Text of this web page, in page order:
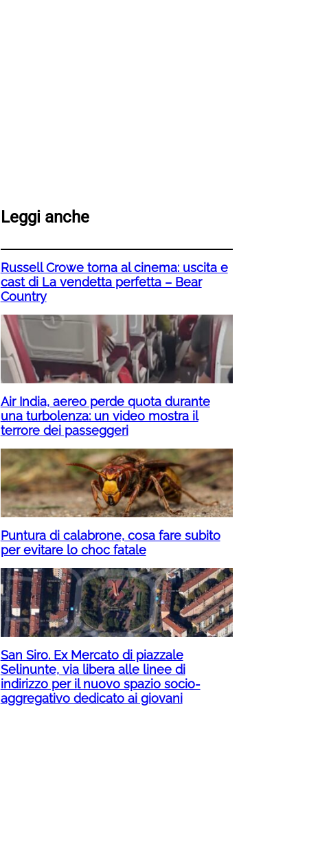
Leggi anche
Russell Crowe torna al cinema: uscita e
cast di La vendetta perfetta – Bear
Country
Air India, aereo perde quota durante
una turbolenza: un video mostra il
terrore dei passeggeri
Puntura di calabrone, cosa fare subito
per evitare lo choc fatale
San Siro. Ex Mercato di piazzale
Selinunte, via libera alle linee di
indirizzo per il nuovo spazio socio-
aggregativo dedicato ai giovani